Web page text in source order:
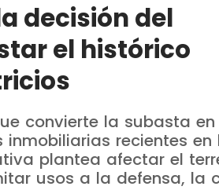
decisión del
el histórico
convierte la subasta
recientes en
plantea afectar el
usos a la defensa, la